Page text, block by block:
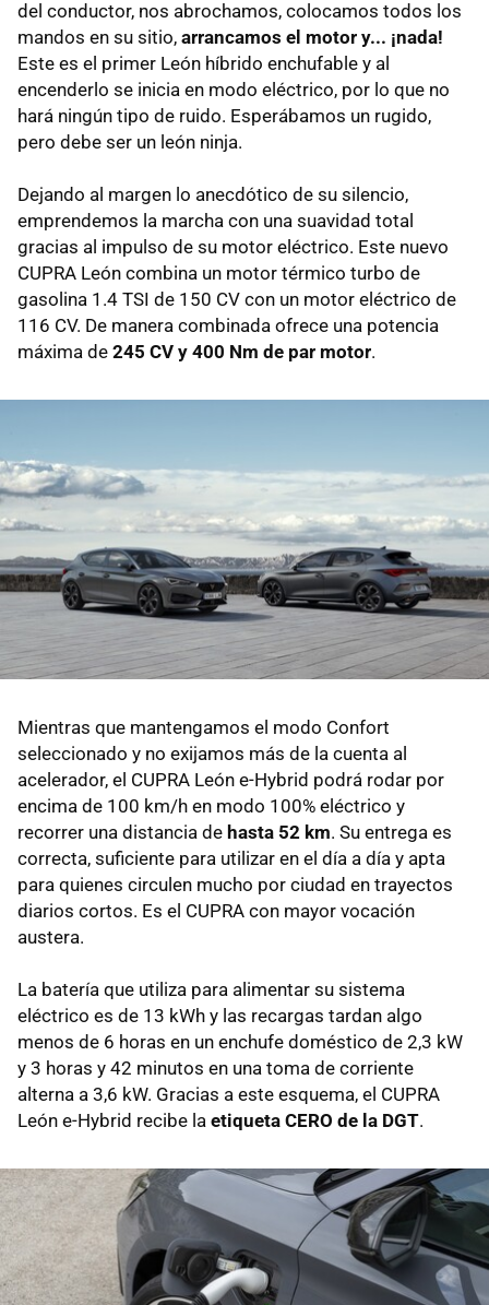
del conductor, nos abrochamos, colocamos todos los
mandos en su sitio, arrancamos el motor y... ¡nada!
Este es el primer León híbrido enchufable y al
encenderlo se inicia en modo eléctrico, por lo que no
hará ningún tipo de ruido. Esperábamos un rugido,
pero debe ser un león ninja.
Dejando al margen lo anecdótico de su silencio,
emprendemos la marcha con una suavidad total
gracias al impulso de su motor eléctrico. Este nuevo
CUPRA León combina un motor térmico turbo de
gasolina 1.4 TSI de 150 CV con un motor eléctrico de
116 CV. De manera combinada ofrece una potencia
máxima de 245 CV y 400 Nm de par motor.
Mientras que mantengamos el modo Confort
seleccionado y no exijamos más de la cuenta al
acelerador, el CUPRA León e-Hybrid podrá rodar por
encima de 100 km/h en modo 100% eléctrico y
recorrer una distancia de hasta 52 km. Su entrega es
correcta, suficiente para utilizar en el día a día y apta
para quienes circulen mucho por ciudad en trayectos
diarios cortos. Es el CUPRA con mayor vocación
austera.
La batería que utiliza para alimentar su sistema
eléctrico es de 13 kWh y las recargas tardan algo
menos de 6 horas en un enchufe doméstico de 2,3 kW
y 3 horas y 42 minutos en una toma de corriente
alterna a 3,6 kW. Gracias a este esquema, el CUPRA
León e-Hybrid recibe la etiqueta CERO de la DGT.